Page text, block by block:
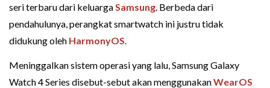
seri terbaru dari keluargaSamsung. Berbeda dari
pendahulunya, perangkat smartwatch ini justru tidak
didukung oleh HarmonyOS.
Meninggalkan sistem operasi yang lalu, Samsung Galaxy
Watch 4 Series disebut-sebut akan menggunakanWearOS